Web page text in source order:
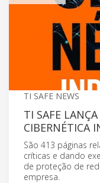
TI SAFE NEWS
TI SAFE
CIBERNÉTICA
São 413 páginas
críticas e dando
de proteção de
empresa.